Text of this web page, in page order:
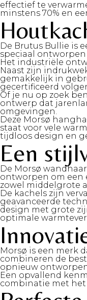
effectief te
minstens 70% en
De Brutus Bullie is
speciaal
Het industriële
Naast zijn
gemakkelijk in
gecertificeerd
Of je nu op zoek
ontwerp dat
omgevingen.
Deze Morsø
staat voor vele
tijdloos design en
Een
De Morsø
ontworpen om een
zowel middelgrote
De kachels zijn
geavanceerde
design met grote
optimale
Morsø is een merk
combineren de
opnieuw
Een opvallend
combinatie met het